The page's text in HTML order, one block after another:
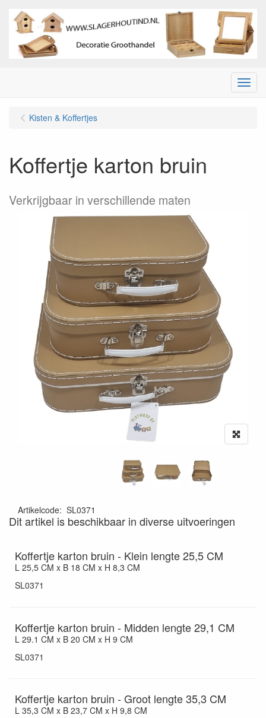
Menu
Kisten & Koffertjes
Koffertje karton bruin
Verkrijgbaar in verschillende maten
Artikelcode: SL0371
Dit artikel is beschikbaar in diverse uitvoeringen
Koffertje karton bruin - Klein lengte 25,5 CM
L 25,5 CM x B 18 CM x H 8,3 CM
SL0371
Koffertje karton bruin - Midden lengte 29,1 CM
L 29.1 CM x B 20 CM x H 9 CM
SL0371
Koffertje karton bruin - Groot lengte 35,3 CM
L 35,3 CM x B 23,7 CM x H 9,8 CM